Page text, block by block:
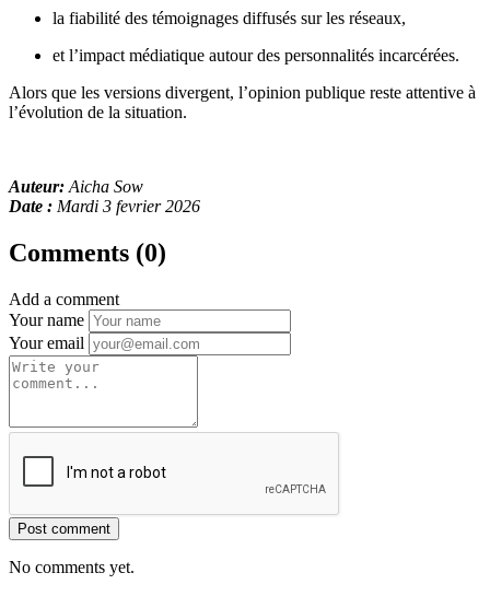
la fiabilité des témoignages diffusés sur les réseaux,
et l’impact médiatique autour des personnalités incarcérées.
Alors que les versions divergent, l’opinion publique reste attentive à
l’évolution de la situation.
Auteur:Aicha Sow
Date : Mardi 3 fevrier 2026
Comments (0)
Add a comment
Your name
Your email
Post comment
No comments yet.